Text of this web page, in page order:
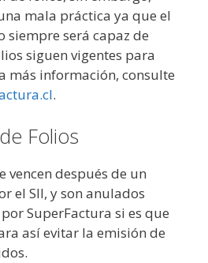
mala práctica ya que el
siempre será capaz de
siguen vigentes para
más información, consulte
.
Folios
vencen después de un
el SII, y son anulados
SuperFactura si es que
así evitar la emisión de